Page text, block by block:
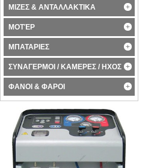
ΜΙΖΕΣ & ΑΝΤΑΛΛΑΚΤΙΚΑ
ΜΟΤΈΡ
ΜΠΑΤΑΡΙΕΣ
ΣΥΝΑΓΕΡΜΟΙ / ΚΑΜΕΡΕΣ / ΗΧΟΣ
ΦΑΝΟΙ & ΦΑΡΟΙ